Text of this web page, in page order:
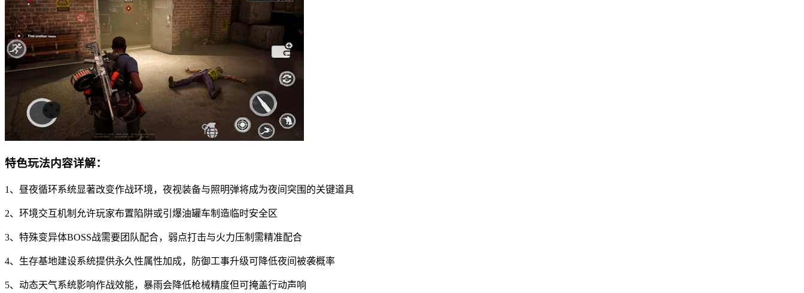
特色玩法内容详解：
1、昼夜循环系统显著改变作战环境，夜视装备与照明弹将成为夜间突围的关键道具
2、环境交互机制允许玩家布置陷阱或引爆油罐车制造临时安全区
3、特殊变异体BOSS战需要团队配合，弱点打击与火力压制需精准配合
4、生存基地建设系统提供永久性属性加成，防御工事升级可降低夜间被袭概率
5、动态天气系统影响作战效能，暴雨会降低枪械精度但可掩盖行动声响